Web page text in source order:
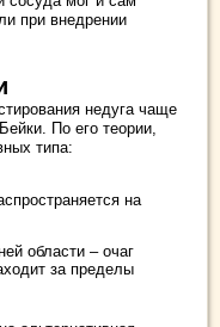
при внедрении
недуга чаще
По его теории,
типа:
на
области – очаг
за пределы